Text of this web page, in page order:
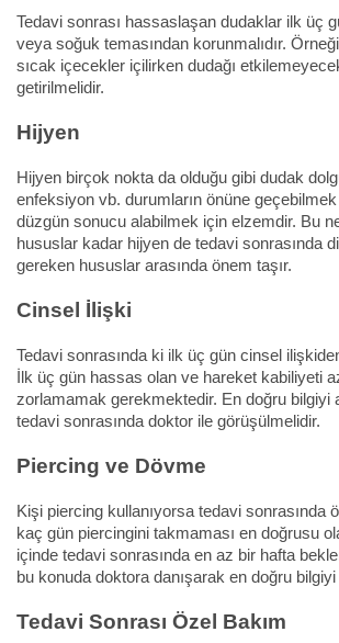
Tedavi sonrası hassaslaşan dudaklar ilk üç
veya soğuk temasından korunmalıdır.
sıcak içecekler içilirken dudağı
getirilmelidir.
Hijyen
Hijyen birçok nokta da olduğu gibi dudak
enfeksiyon vb. durumların önüne
düzgün sonucu alabilmek için elzemdir. Bu
hususlar kadar hijyen de tedavi sonrasında
gereken hususlar arasında önem taşır.
Cinsel İlişki
Tedavi sonrasında ki ilk üç gün cinsel
İlk üç gün hassas olan ve hareket kabiliyeti
zorlamamak gerekmektedir. En doğru bilgiyi
tedavi sonrasında doktor ile görüşülmelidir.
Piercing ve Dövme
Kişi piercing kullanıyorsa tedavi sonrasında
kaç gün piercingini takmaması en doğrusu
içinde tedavi sonrasında en az bir hafta
bu konuda doktora danışarak en doğru
Tedavi Sonrası Özel Bakım